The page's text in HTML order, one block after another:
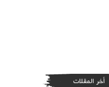
أخر المقلات